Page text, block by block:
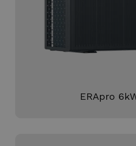
ERApro
Tjänster
Nedladdningar
Partners